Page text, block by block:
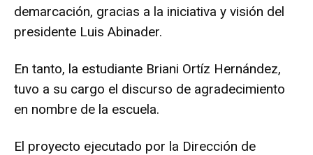
demarcación, gracias a la iniciativa y visión del
presidente Luis Abinader.
En tanto, la estudiante Briani Ortíz Hernández,
tuvo a su cargo el discurso de agradecimiento
en nombre de la escuela.
El proyecto ejecutado por la Dirección de